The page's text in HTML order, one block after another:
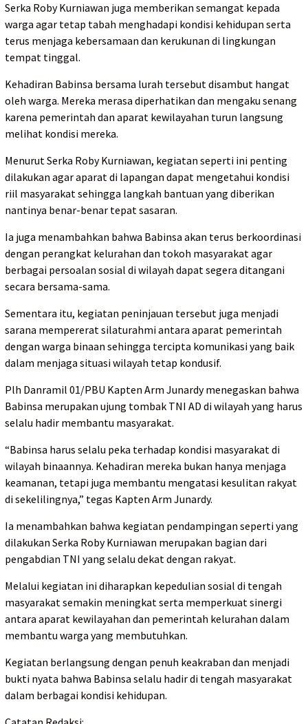
Serka Roby Kurniawan juga memberikan semangat kepada
warga agar tetap tabah menghadapi kondisi kehidupan serta
terus menjaga kebersamaan dan kerukunan di lingkungan
tempat tinggal.
Kehadiran Babinsa bersama lurah tersebut disambut hangat
oleh warga. Mereka merasa diperhatikan dan mengaku senang
karena pemerintah dan aparat kewilayahan turun langsung
melihat kondisi mereka.
Menurut Serka Roby Kurniawan, kegiatan seperti ini penting
dilakukan agar aparat di lapangan dapat mengetahui kondisi
riil masyarakat sehingga langkah bantuan yang diberikan
nantinya benar-benar tepat sasaran.
Ia juga menambahkan bahwa Babinsa akan terus berkoordinasi
dengan perangkat kelurahan dan tokoh masyarakat agar
berbagai persoalan sosial di wilayah dapat segera ditangani
secara bersama-sama.
Sementara itu, kegiatan peninjauan tersebut juga menjadi
sarana mempererat silaturahmi antara aparat pemerintah
dengan warga binaan sehingga tercipta komunikasi yang baik
dalam menjaga situasi wilayah tetap kondusif.
Plh Danramil 01/PBU Kapten Arm Junardy menegaskan bahwa
Babinsa merupakan ujung tombak TNI AD di wilayah yang harus
selalu hadir membantu masyarakat.
“Babinsa harus selalu peka terhadap kondisi masyarakat di
wilayah binaannya. Kehadiran mereka bukan hanya menjaga
keamanan, tetapi juga membantu mengatasi kesulitan rakyat
di sekelilingnya,” tegas Kapten Arm Junardy.
Ia menambahkan bahwa kegiatan pendampingan seperti yang
dilakukan Serka Roby Kurniawan merupakan bagian dari
pengabdian TNI yang selalu dekat dengan rakyat.
Melalui kegiatan ini diharapkan kepedulian sosial di tengah
masyarakat semakin meningkat serta memperkuat sinergi
antara aparat kewilayahan dan pemerintah kelurahan dalam
membantu warga yang membutuhkan.
Kegiatan berlangsung dengan penuh keakraban dan menjadi
bukti nyata bahwa Babinsa selalu hadir di tengah masyarakat
dalam berbagai kondisi kehidupan.